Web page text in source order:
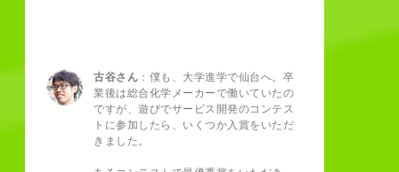
古谷さん ：僕も、大学進学で仙台へ。卒
業後は総合化学メーカーで働いていたの
ですが、遊びでサービス開発のコンテス
トに参加したら、いくつか入賞をいただ
きました。